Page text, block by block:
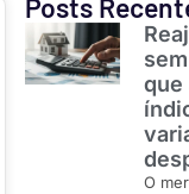
Posts
que
O